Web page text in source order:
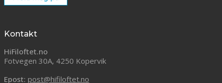
Kontakt
HiFiloftet.no
Fotvegen 30A, 4250 Kopervik
Epost: post@hifiloftet.no